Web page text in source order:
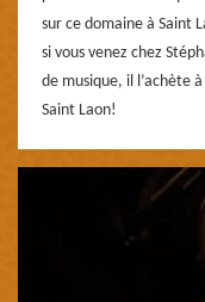
sur ce domaine à Saint
si vous venez chez
de musique, il l’achète
Saint Laon!